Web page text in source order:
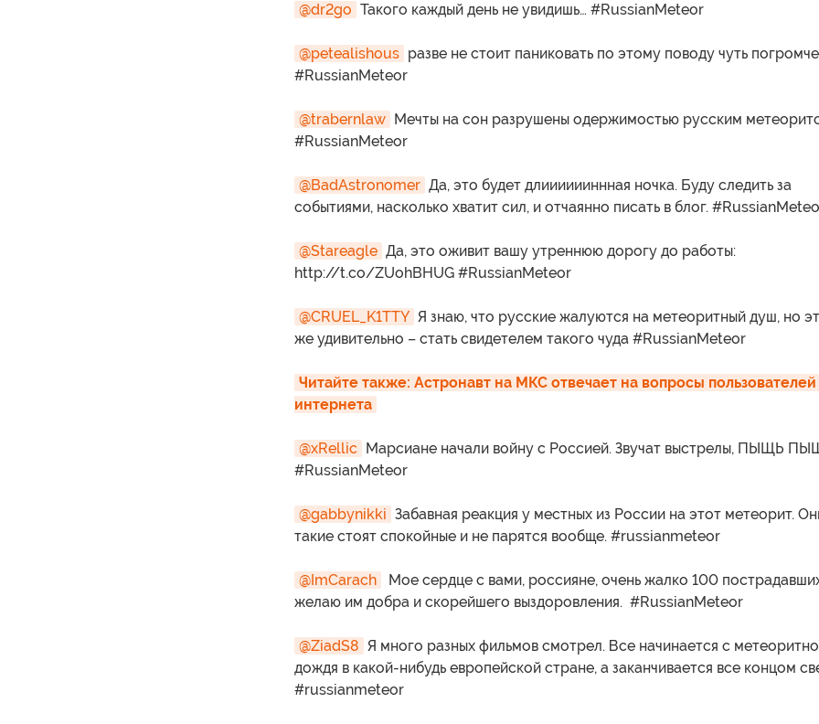
@dr2go Такого каждый день не увидишь… #RussianMeteor
@petealishous разве не стоит паниковать по этому поводу чуть
#RussianMeteor
@trabernlaw Мечты на сон разрушены одержимостью русским
#RussianMeteor
@BadAstronomer Да, это будет длииииииннная ночка. Буду следить за
событиями, насколько хватит сил, и отчаянно писать в блог.
@Stareagle Да, это оживит вашу утреннюю дорогу до работы:
http://t.co/ZUohBHUG #RussianMeteor
@CRUEL_K1TTY Я знаю, что русские жалуются на метеоритный душ, но
же удивительно – стать свидетелем такого чуда #RussianMeteor
Читайте также: Астронавт на МКС отвечает на вопросы пользователей
интернета
@xRellic Марсиане начали войну с Россией. Звучат выстрелы, ПЫЩЬ
#RussianMeteor
@gabbynikki Забавная реакция у местных из России на этот метеорит.
такие стоят спокойные и не парятся вообще. #russianmeteor
@ImCarach
Мое сердце с вами, россияне, очень жалко 100
желаю им добра и скорейшего выздоровления. #RussianMeteor
@ZiadS8 Я много разных фильмов смотрел. Все начинается с
дождя в какой-нибудь европейской стране, а заканчивается все концом
#russianmeteor